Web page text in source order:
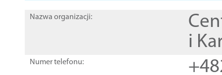
Nazwa organizacji:
i
Numer telefonu: